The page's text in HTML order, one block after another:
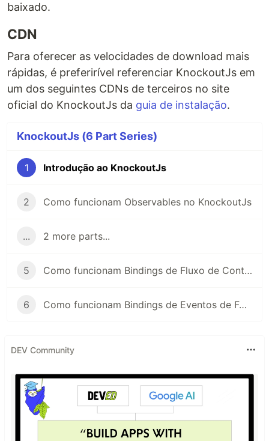
baixado.
CDN
Para oferecer as velocidades de download mais
rápidas, é preferirível referenciar KnockoutJs em
um dos seguintes CDNs de terceiros no site
oficial do KnockoutJs da guia de instalação.
KnockoutJs (6 Part Series)
1 Introdução ao KnockoutJs
2 Como funcionam Observables no KnockoutJs
... 2 more parts...
5 Como funcionam Bindings de Fluxo de Controle no KnockoutJs
6 Como funcionam Bindings de Eventos de Formulário no KnockoutJs
DEV Community